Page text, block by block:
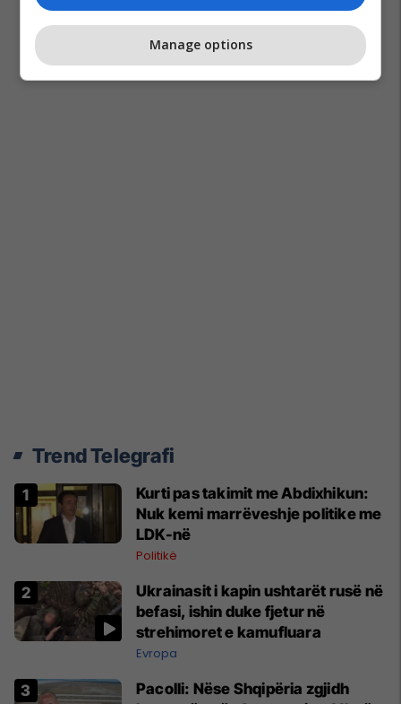
Trend Telegrafi
Kurti pas takimit me Abdixhikun:
Nuk kemi marrëveshje politike me
LDK-në
Politikë
Ukrainasit i kapin ushtarët rusë në
befasi, ishin duke fjetur në
strehimoret e kamufluara
Evropa
Pacolli: Nëse Shqipëria zgjidh
Manage options